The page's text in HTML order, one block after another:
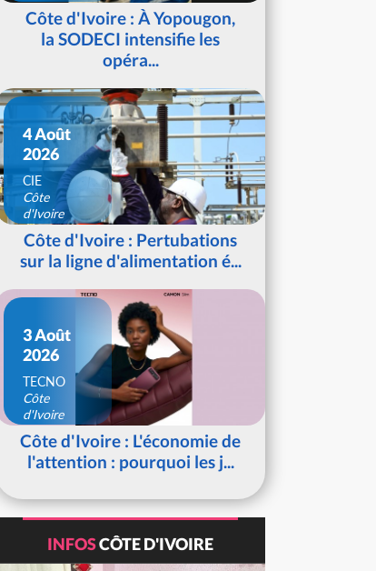
Côte d'Ivoire : À Yopougon,
la SODECI intensifie les
opéra...
4 Août
2026
CIE
Côte
d'Ivoire
Côte d'Ivoire : Pertubations
sur la ligne d'alimentation é...
3 Août
2026
TECNO
Côte
d'Ivoire
Côte d'Ivoire : L'économie de
l'attention : pourquoi les j...
INFOSCÔTE D'IVOIRE